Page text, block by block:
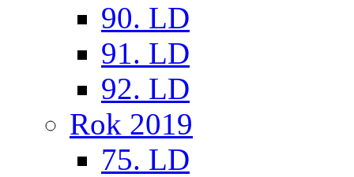
90. LD
91. LD
92. LD
Rok 2019
75. LD